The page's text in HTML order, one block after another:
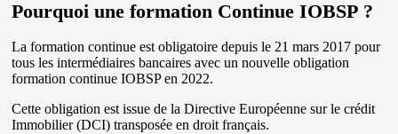
Pourquoi une formation Continue IOBSP ?
La formation continue est obligatoire depuis le 21 mars 2017 pour
tous les intermédiaires bancaires avec un nouvelle obligation
formation continue IOBSP en 2022.
Cette obligation est issue de la Directive Européenne sur le crédit
Immobilier (DCI) transposée en droit français.